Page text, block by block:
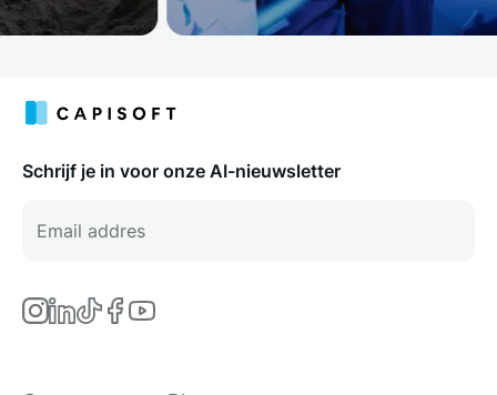
Schrijf je in voor onze AI-nieuwsletter